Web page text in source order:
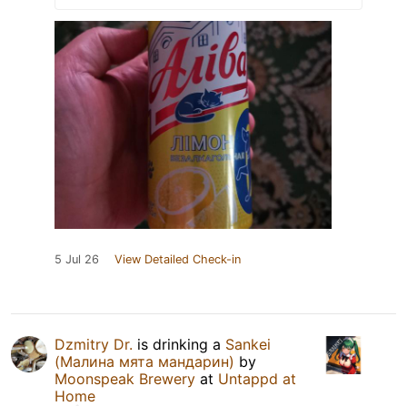
5 Jul 26 View Detailed Check-in
Dzmitry Dr. is drinking a Sankei
(Малина мята мандарин) by
Moonspeak Brewery at Untappd at
Home